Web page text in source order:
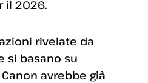
il 2026.
rivelate da
si basano su
avrebbe già